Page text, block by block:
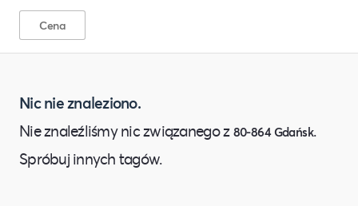
Cena
Nic nie znaleziono.
Nie znaleźliśmy nic związanego z 80-864 Gdańsk.
Spróbuj innych tagów.